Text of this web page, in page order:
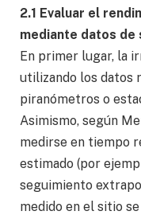
2.1 Evaluar el
mediante datos de
En primer lugar, la
utilizando los datos
piranómetros o
Asimismo, según
medirse en tiempo
estimado (por
seguimiento
medido en el sitio